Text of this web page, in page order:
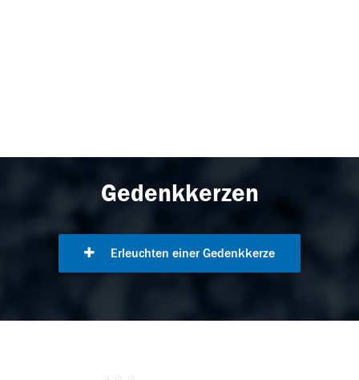
Gedenkkerzen
Erleuchten einer Gedenkkerze